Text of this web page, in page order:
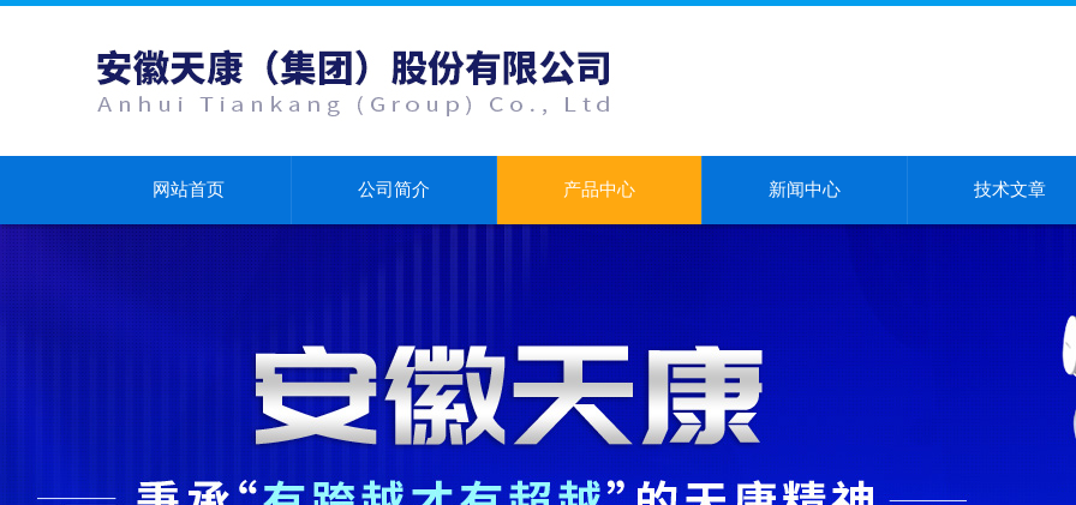
网站首页 公司简介 产品中心 新闻中心 技术文章